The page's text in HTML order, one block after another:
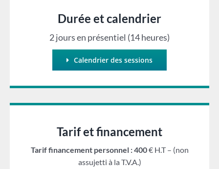
Durée et calendrier
2 jours en présentiel (14 heures)
Calendrier des sessions
Tarif et financement
Tarif financement personnel : 400€ H.T – (non
assujetti à la T.V.A.)